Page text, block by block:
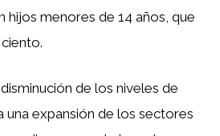
hijos menores de 14 años, que
de los niveles de
una expansión de los sectores